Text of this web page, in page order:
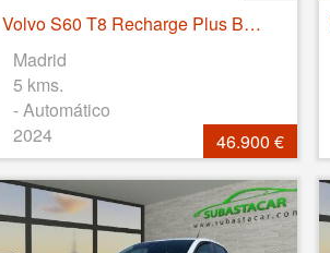
Volvo S60 T8 Recharge Plus Bright Auto 335 kW (455 CV)
Madrid
5 kms.
- Automático
2024
46.900 €